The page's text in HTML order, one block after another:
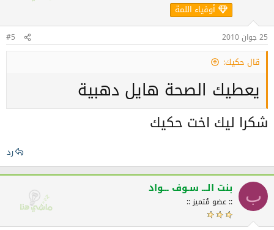
أوفياء اللمة
25 جوان 2010 #5
قال حكيك:
يعطيك الصحة هايل دهبية
شكرا ليك اخت حكيك
رد
ب بنت الـــ سـوف ـــواد
:: عضو مُتميز ::